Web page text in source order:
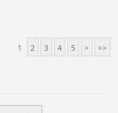
1 2 3 4 5 > >>